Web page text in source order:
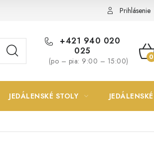
Prihlásenie
+421 940 020
025
(po – pia: 9:00 – 15:00)
JEDÁLENSKÉ STOLY